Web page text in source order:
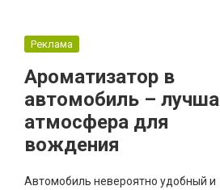
Реклама
Ароматизатор в
автомобиль –
атмосфера для
вождения
Автомобиль невероятно удобный и